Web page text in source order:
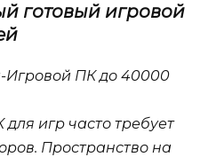
готовый игровой
ПК до 40000
игр часто требует
Пространство на